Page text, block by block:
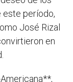
este período,
José Rizal
en